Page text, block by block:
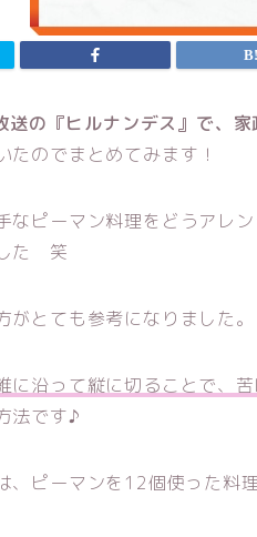
の『ヒルナンデス』 で、
たのでまとめてみます！
なピーマン料理をどうアレ
た 笑
がとても参考になりました。
に沿って縦に切ることで、
法です♪
、ピーマンを12個使った料